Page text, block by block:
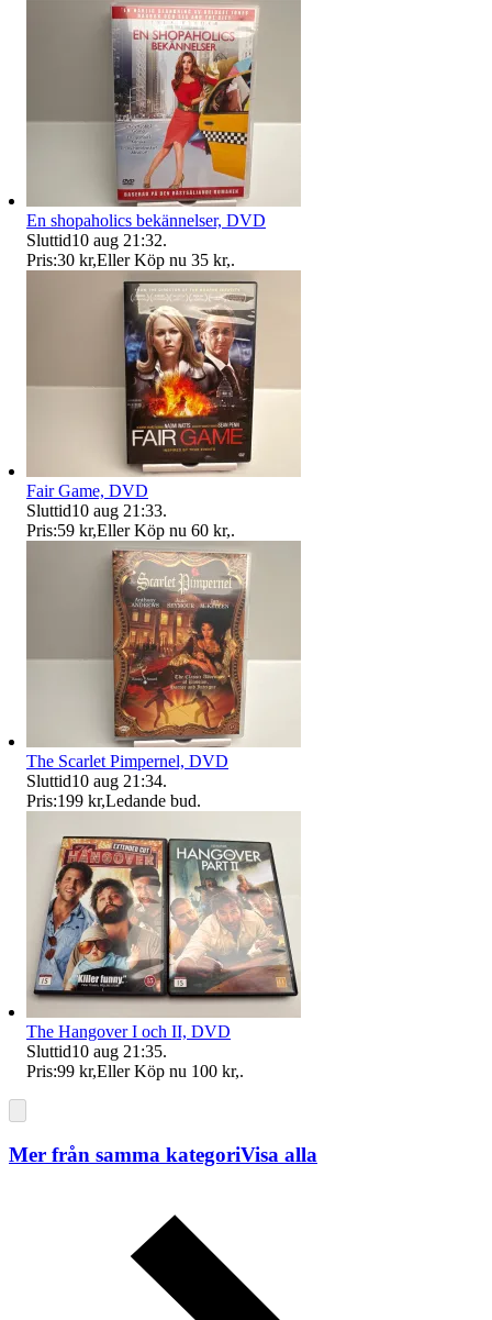
En shopaholics bekännelser, DVD
Sluttid10 aug 21:32.
Pris:30 kr,Eller Köp nu 35 kr,.
Fair Game, DVD
Sluttid10 aug 21:33.
Pris:59 kr,Eller Köp nu 60 kr,.
The Scarlet Pimpernel, DVD
Sluttid10 aug 21:34.
Pris:199 kr,Ledande bud.
The Hangover I och II, DVD
Sluttid10 aug 21:35.
Pris:99 kr,Eller Köp nu 100 kr,.
Mer från samma kategoriVisa alla